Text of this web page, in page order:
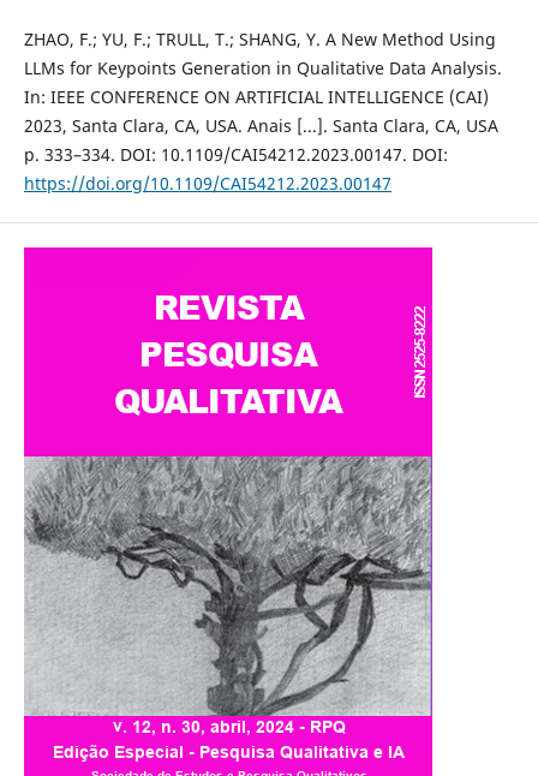
ZHAO, F.; YU, F.; TRULL, T.; SHANG, Y. A New Method Using
LLMs for Keypoints Generation in Qualitative Data Analysis.
In: IEEE CONFERENCE ON ARTIFICIAL INTELLIGENCE (CAI)
2023, Santa Clara, CA, USA. Anais [...]. Santa Clara, CA, USA
p. 333–334. DOI: 10.1109/CAI54212.2023.00147. DOI:
https://doi.org/10.1109/CAI54212.2023.00147